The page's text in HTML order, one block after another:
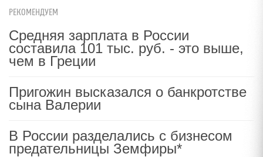
РЕКОМЕНДУЕМ
Средняя зарплата в России
составила 101 тыс. руб. - это выше,
чем в Греции
Пригожин высказался о банкротстве
сына Валерии
В России разделались с бизнесом
предательницы Земфиры*